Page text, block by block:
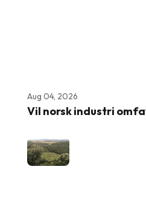
Aug 04, 2026
Vil norsk industri